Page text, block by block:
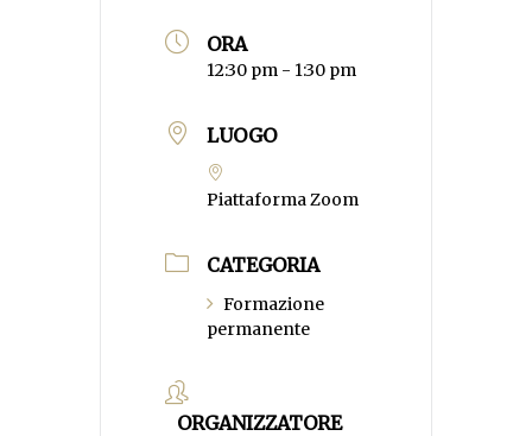
ORA
12:30 pm - 1:30 pm
LUOGO
Piattaforma Zoom
CATEGORIA
Formazione
permanente
ORGANIZZATORE